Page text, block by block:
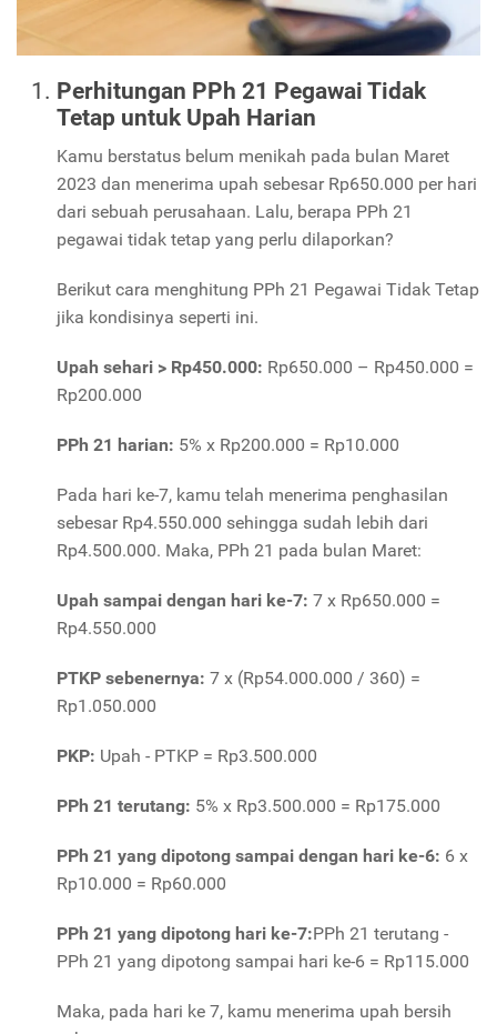
Perhitungan PPh 21 Pegawai Tidak
Tetap untuk Upah Harian
Kamu berstatus belum menikah pada bulan Maret
2023 dan menerima upah sebesar Rp650.000 per hari
dari sebuah perusahaan. Lalu, berapa PPh 21
pegawai tidak tetap yang perlu dilaporkan?
Berikut cara menghitung PPh 21 Pegawai Tidak Tetap
jika kondisinya seperti ini.
Upah sehari > Rp450.000: Rp650.000 – Rp450.000 =
Rp200.000
PPh 21 harian: 5% x Rp200.000 = Rp10.000
Pada hari ke-7, kamu telah menerima penghasilan
sebesar Rp4.550.000 sehingga sudah lebih dari
Rp4.500.000. Maka, PPh 21 pada bulan Maret:
Upah sampai dengan hari ke-7: 7 x Rp650.000 =
Rp4.550.000
PTKP sebenernya: 7 x (Rp54.000.000 / 360) =
Rp1.050.000
PKP: Upah - PTKP = Rp3.500.000
PPh 21 terutang: 5% x Rp3.500.000 = Rp175.000
PPh 21 yang dipotong sampai dengan hari ke-6: 6 x
Rp10.000 = Rp60.000
PPh 21 yang dipotong hari ke-7:PPh 21 terutang -
PPh 21 yang dipotong sampai hari ke-6 = Rp115.000
Maka, pada hari ke 7, kamu menerima upah bersih